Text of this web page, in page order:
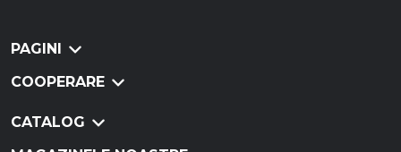
PAGINI
COOPERARE
CATALOG